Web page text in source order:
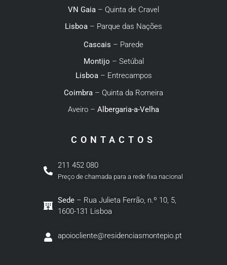
VN Gaia– Quinta de Cravel
Lisboa – Parque das Nações
Cascais – Parede
Montijo – Setúbal
Lisboa– Entrecampos
Coimbra – Quinta da Romeira
Aveiro – Albergaria-a-Velha
CONTACTOS
211 452 080
Preço de chamada para a rede fixa nacional
Sede– Rua Julieta Ferrão, n.º 10, 5,
1600-131 Lisboa
apoiocliente@residenciasmontepio.pt